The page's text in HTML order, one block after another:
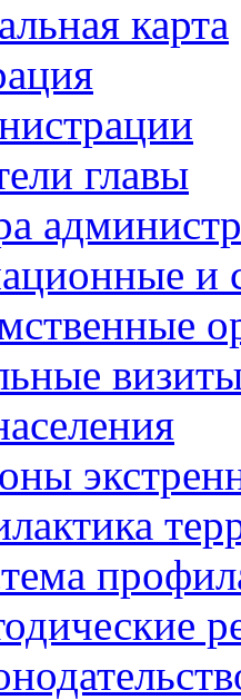
карта
главы
и